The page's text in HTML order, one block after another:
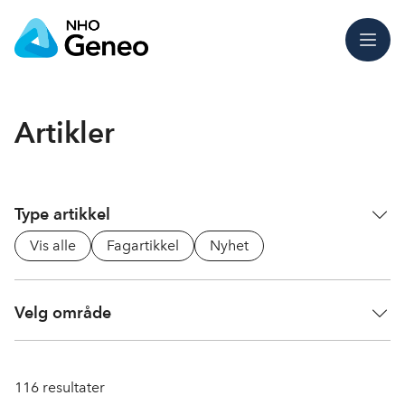
Meny
Artikler
Type artikkel
Vis alle Fagartikkel Nyhet
Velg område
116 resultater